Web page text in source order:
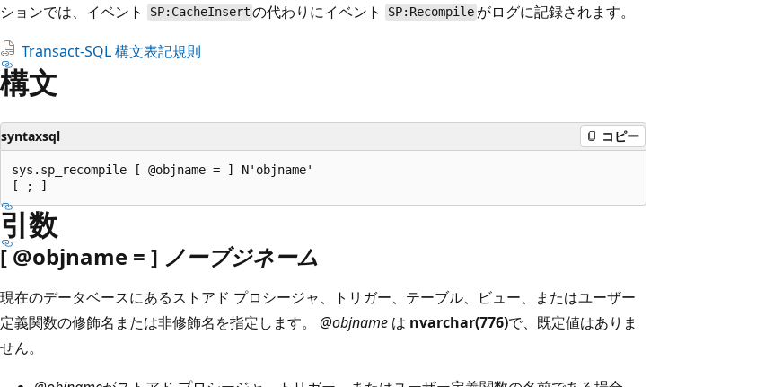
ションでは、イベント
SP:CacheInsert の代わりにイベント SP:Recompile がログに記録されます。
Transact-SQL 構文表記規則
構文
syntaxsql コピー
sys.sp_recompile [ @objname = ] N'objname'
引数
[ @objname = ] ノーブジネーム
現在のデータベースにあるストアド プロシージャ、トリガー、テーブル、ビュー、またはユーザー
定義関数の修飾名または非修飾名を指定します。 @objname は nvarchar(776)で、既定値はありま
せん。